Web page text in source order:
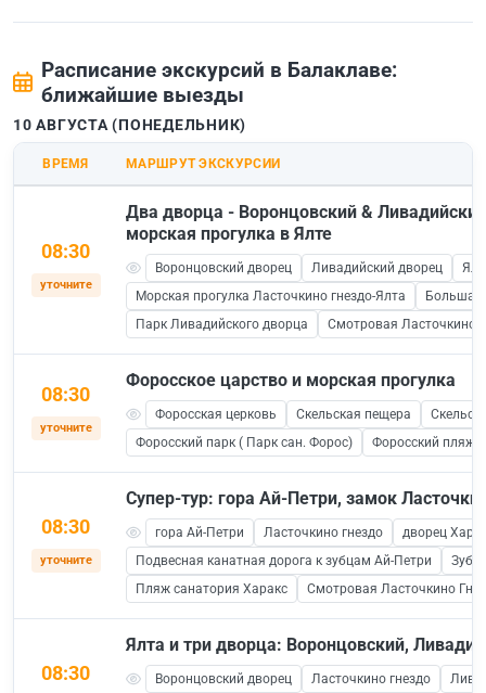
Расписание экскурсий в Балаклаве:
ближайшие выезды
10 АВГУСТА (ПОНЕДЕЛЬНИК)
ВРЕМЯ МАРШРУТ ЭКСКУРСИИ
08:30
уточните
Два дворца - Воронцовский &
морская прогулка в Ялте
Воронцовский дворец Ливадийский дворец
Морская прогулка Ласточкино гнездо-Ялта
Большая
Парк Ливадийского дворца
Смотровая Ласточкино
08:30
уточните
Форосское царство и морская прогулка
Форосская церковь Скельская пещера
Форосский парк ( Парк сан. Форос)
Форосский пляж
08:30
уточните
Супер-тур: гора Ай-Петри, замок
гора Ай-Петри Ласточкино гнездо
дворец
Подвесная канатная дорога к зубцам Ай-Петри
Пляж санатория Харакс
Смотровая Ласточкино
08:30
Ялта и три дворца: Воронцовский,
Воронцовский дворец Ласточкино гнездо